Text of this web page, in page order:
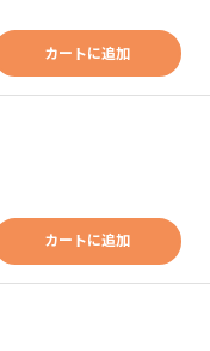
カートに追加
カートに追加